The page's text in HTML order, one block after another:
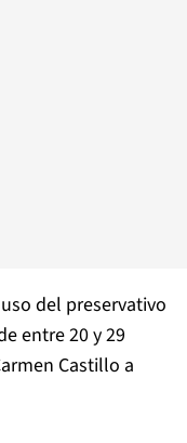
del preservativo
entre 20 y 29
Castillo a